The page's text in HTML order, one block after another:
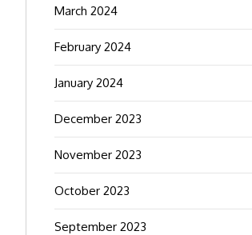
March 2024
February 2024
January 2024
December 2023
November 2023
October 2023
September 2023